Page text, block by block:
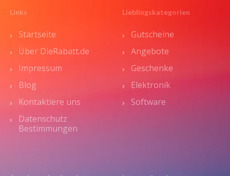
Links
Startseite
Über DieRabatt.de
Impressum
Blog
Kontaktiere uns
Datenschutz
Bestimmungen
Lieblingskategorien
Gutscheine
Angebote
Geschenke
Elektronik
Software